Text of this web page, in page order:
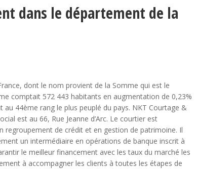
dans le département de la
dont le nom provient de la Somme qui est le
comptait 572 443 habitants en augmentation de 0,23%
44ème rang le plus peuplé du pays. NKT Courtage &
est au 66, Rue Jeanne d’Arc. Le courtier est
regroupement de crédit et en gestion de patrimoine. Il
un intermédiaire en opérations de banque inscrit à
le meilleur financement avec les taux du marché les
à accompagner les clients à toutes les étapes de